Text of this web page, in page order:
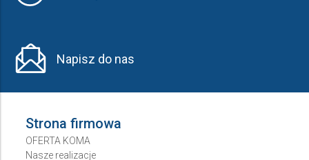
Napisz do nas
Strona firmowa
OFERTA KOMA
Nasze realizacje